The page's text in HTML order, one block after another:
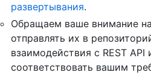
развертывания.
Обращаем ваше внимание
отправлять их в
взаимодействия с REST
соответствовать вашим